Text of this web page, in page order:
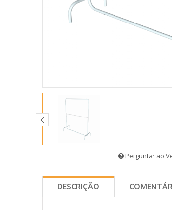
Perguntar ao
DESCRIÇÃO